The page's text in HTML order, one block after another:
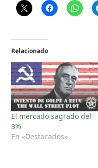
Relacionado
El mercado sagrado del
3%
En «Destacados»